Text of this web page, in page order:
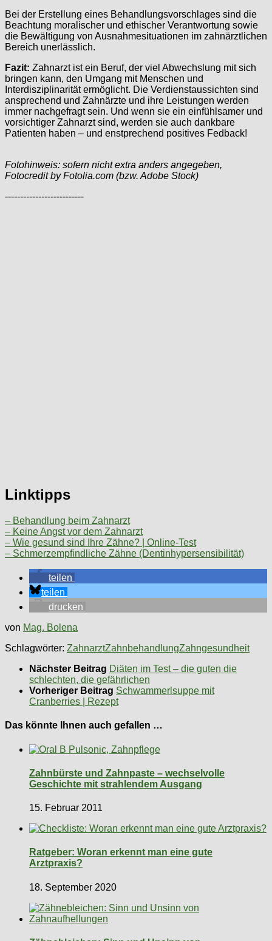
Bei der Erstellung eines Behandlungsvorschlages sind die
Beachtung moralischer und ethischer Verantwortung sowie
die Bewältigung von Ausnahmesituationen im zahnärztlichen
Bereich unerlässlich.
Fazit: Zahnarzt ist ein Beruf, der viel Abwechslung mit sich
bringen kann, den Umgang mit Menschen und
Interdisziplinarität ermöglicht. Die Verdienstaussichten sind
ansprechend und Zahnärzte und ihre Leistungen werden
immer nachgefragt sein. Und wenn sie ein einfühlsamer und
vorsichtiger Zahnarzt sind, werden sie auch dankbare
Patienten haben – und enstprechend positives Fedback!
Fotohinweis: sofern nicht extra anders angegeben,
Fotocredit by Fotolia.com (bzw. Adobe Stock)
--------------------------
Linktipps
– Behandlung beim Zahnarzt
– Keine Angst vor dem Zahnarzt
– Wie gesund sind Ihre Zähne? | Online-Test
– Schmerzempfindliche Zähne (Dentinhypersensibilität)
teilen
teilen
drucken
von Mag. Bolena
Schlagwörter: ZahnarztZahnbehandlungZahngesundheit
Nächster Beitrag Diäten im Test – die guten die
schlechten, die gefährlichen
Vorheriger Beitrag Schwammerlsuppe mit
Cranberries | Rezept
Das könnte Ihnen auch gefallen …
Zahnbürste und Zahnpaste – wechselvolle
Geschichte mit strahlendem Ausgang
15. Februar 2011
Ratgeber: Woran erkennt man eine gute
Arztpraxis?
18. September 2020